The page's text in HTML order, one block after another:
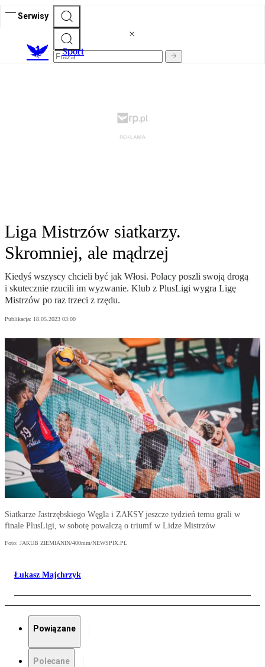
Serwisy
Sport
Liga Mistrzów siatkarzy.
Skromniej, ale mądrzej
Kiedyś wszyscy chcieli być jak Włosi. Polacy poszli swoją drogą
i skutecznie rzucili im wyzwanie. Klub z PlusLigi wygra Ligę
Mistrzów po raz trzeci z rzędu.
Publikacja: 18.05.2023 03:00
Siatkarze Jastrzębskiego Węgla i ZAKSY jeszcze tydzień temu grali w
finale PlusLigi, w sobotę powalczą o triumf w Lidze Mistrzów
Foto: JAKUB ZIEMIANIN/400mm/NEWSPIX.PL
Łukasz Majchrzyk
Powiązane
Polecane